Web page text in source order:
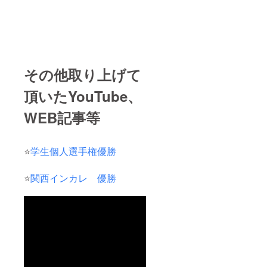
その他取り上げて
頂いたYouTube、
WEB記事等
⭐️学生個人選手権優勝
⭐️関西インカレ 優勝